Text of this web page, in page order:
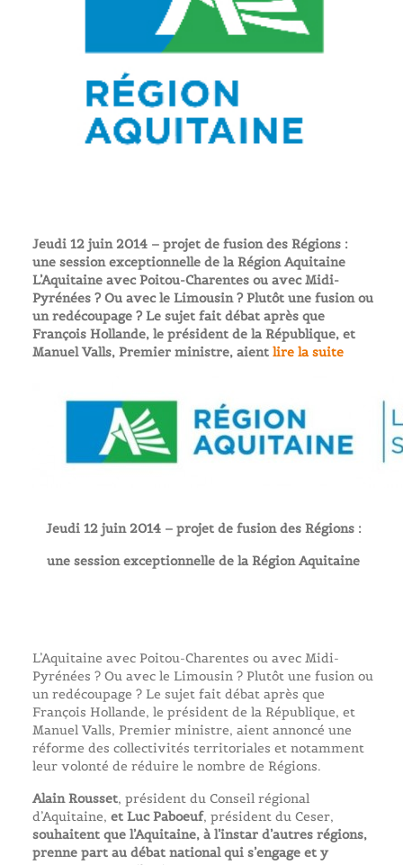
Jeudi 12 juin 2014 – projet de fusion des Régions :
une session exceptionnelle de la Région Aquitaine
L’Aquitaine avec Poitou-Charentes ou avec Midi-
Pyrénées ? Ou avec le Limousin ? Plutôt une fusion ou
un redécoupage ? Le sujet fait débat après que
François Hollande, le président de la République, et
Manuel Valls, Premier ministre, aientlire la suite
Jeudi 12 juin 2014 – projet de fusion des Régions :
une session exceptionnelle de la Région Aquitaine
L’Aquitaine avec Poitou-Charentes ou avec Midi-
Pyrénées ? Ou avec le Limousin ? Plutôt une fusion ou
un redécoupage ? Le sujet fait débat après que
François Hollande, le président de la République, et
Manuel Valls, Premier ministre, aient annoncé une
réforme des collectivités territoriales et notamment
leur volonté de réduire le nombre de Régions.
Alain Rousset, président du Conseil régional
d’Aquitaine, et Luc Paboeuf, président du Ceser,
souhaitent que l’Aquitaine, à l’instar d’autres régions,
prenne part au débat national qui s’engage et y